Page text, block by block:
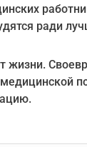
ради
жизни.